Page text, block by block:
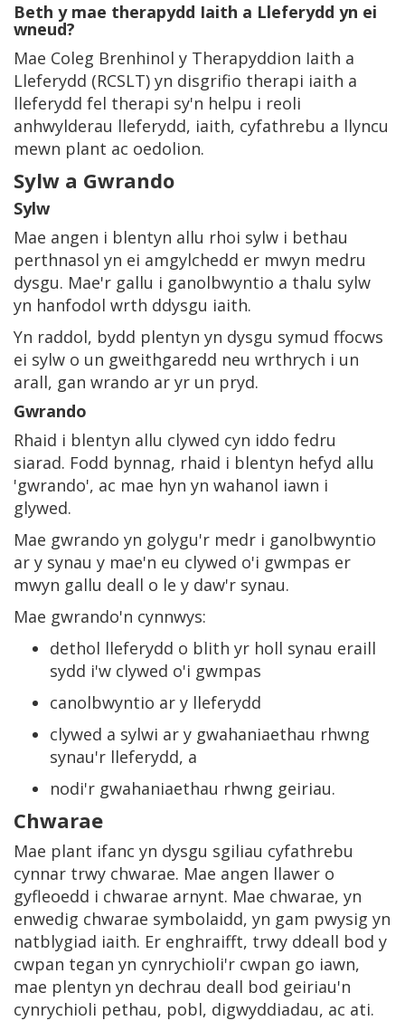
Beth y mae therapydd Iaith a Lleferydd yn ei
wneud?
Mae Coleg Brenhinol y Therapyddion Iaith a
Lleferydd (RCSLT) yn disgrifio therapi iaith a
lleferydd fel therapi sy'n helpu i reoli
anhwylderau lleferydd, iaith, cyfathrebu a llyncu
mewn plant ac oedolion.
Sylw a Gwrando
Sylw
Mae angen i blentyn allu rhoi sylw i bethau
perthnasol yn ei amgylchedd er mwyn medru
dysgu. Mae'r gallu i ganolbwyntio a thalu sylw
yn hanfodol wrth ddysgu iaith.
Yn raddol, bydd plentyn yn dysgu symud ffocws
ei sylw o un gweithgaredd neu wrthrych i un
arall, gan wrando ar yr un pryd.
Gwrando
Rhaid i blentyn allu clywed cyn iddo fedru
siarad. Fodd bynnag, rhaid i blentyn hefyd allu
'gwrando', ac mae hyn yn wahanol iawn i
glywed.
Mae gwrando yn golygu'r medr i ganolbwyntio
ar y synau y mae'n eu clywed o'i gwmpas er
mwyn gallu deall o le y daw'r synau.
Mae gwrando'n cynnwys:
dethol lleferydd o blith yr holl synau eraill
sydd i'w clywed o'i gwmpas
canolbwyntio ar y lleferydd
clywed a sylwi ar y gwahaniaethau rhwng
synau'r lleferydd, a
nodi'r gwahaniaethau rhwng geiriau.
Chwarae
Mae plant ifanc yn dysgu sgiliau cyfathrebu
cynnar trwy chwarae. Mae angen llawer o
gyfleoedd i chwarae arnynt. Mae chwarae, yn
enwedig chwarae symbolaidd, yn gam pwysig yn
natblygiad iaith. Er enghraifft, trwy ddeall bod y
cwpan tegan yn cynrychioli'r cwpan go iawn,
mae plentyn yn dechrau deall bod geiriau'n
cynrychioli pethau, pobl, digwyddiadau, ac ati.